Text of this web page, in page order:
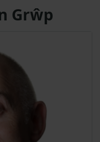
Grŵp